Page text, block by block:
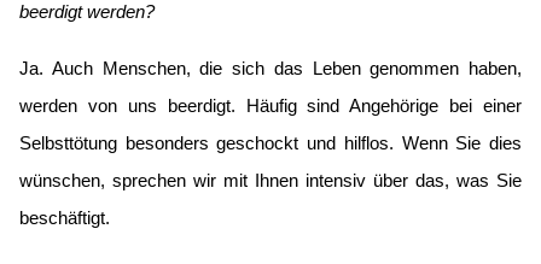
beerdigt werden?
Ja. Auch Menschen, die sich das Leben genommen haben,
werden von uns beerdigt. Häufig sind Angehörige bei einer
Selbsttötung besonders geschockt und hilflos. Wenn Sie dies
wünschen, sprechen wir mit Ihnen intensiv über das, was Sie
beschäftigt.